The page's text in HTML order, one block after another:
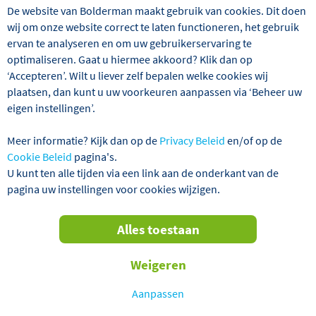
VERTREKGARANTIES!
Ga mee met Bolderman tijdens de kerstdagen naar het
Noord-Duitse eiland Rügen, gelegen aan de Oostzeekust
eiland heeft prachtige stranden, leuke havens en de
mooiste karakteristieke gebouwen. Dit alles, samen met
het decor van deze 6-daagse kerstreis. We verblijven
tijdens deze reis in Hotel Breeger Bodden, dat onder
leiding staat van de Nederlandse familie Bezema en waar
De website van Bolderman maakt gebruik van cookies. Dit doen
wij om onze website correct te laten functioneren, het gebruik
ervan te analyseren en om uw gebruikerservaring te
optimaliseren. Gaat u hiermee akkoord? Klik dan op
‘Accepteren’. Wilt u liever zelf bepalen welke cookies wij
plaatsen, dan kunt u uw voorkeuren aanpassen via ‘Beheer uw
eigen instellingen’.
Meer informatie? Kijk dan op de Privacy Beleid en/of op de
Cookie Beleid pagina's.
U kunt ten alle tijden via een link aan de onderkant van de
pagina uw instellingen voor cookies wijzigen.
Aanpassen
Weigeren
Alles toestaan